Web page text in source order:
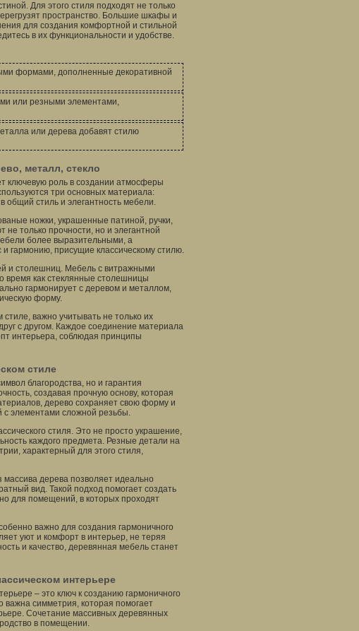
Для этого стиля подходят не только
пространство. Большие шкафы и
для создания комфортной и стильной
в их функциональности и удобстве.
формами, дополненные декоративной
или резными элементами,
или дерева добавят стилю
металл, стекло
ключевую роль в создании атмосферы
три основных материала:
общий стиль и элегантность мебели.
ножки, украшенные патиной, ручки,
только прочности, но и элегантной
более выразительными, а
гармонию, присущие классическому стилю.
и столешниц. Мебель с витражными
время как стеклянные столешницы
гармонирует с деревом и металлом,
форму.
важно учитывать не только их
с другом. Каждое соединение материала
интерьера, соблюдая принципы
стиле
благородства, но и гарантия
создавая прочную основу, которая
дерево сохраняет свою форму и
с элементами сложной резьбы.
стиля. Это не просто украшение,
каждого предмета. Резные детали на
характерный для этого стиля,
дерева позволяет идеально
вид. Такой подход помогает создать
для помещений, в которых проходят
важно для создания гармоничного
уют и комфорт в интерьер, не теряя
и качество, деревянная мебель станет
интерьере
– это ключ к созданию гармоничного
важна симметрия, которая помогает
Сочетание массивных деревянных
в помещении.